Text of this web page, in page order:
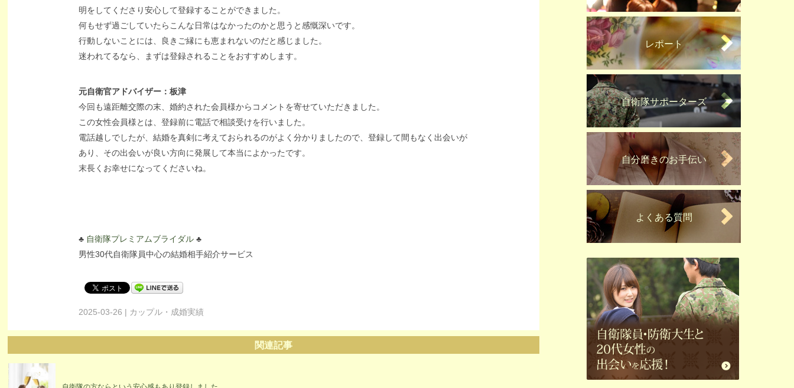
明をしてくださり安心して登録することができました。
何もせず過ごしていたらこんな日常はなかったのかと思うと感慨深いです。
行動しないことには、良きご縁にも恵まれないのだと感じました。
迷われてるなら、まずは登録されることをおすすめします。
元自衛官アドバイザー：板津
今回も遠距離交際の末、婚約された会員様からコメントを寄せていただきました。
この女性会員様とは、登録前に電話で相談受けを行いました。
電話越しでしたが、結婚を真剣に考えておられるのがよく分かりましたので、登録して間もなく出会いが
あり、その出会いが良い方向に発展して本当によかったです。
末長くお幸せになってくださいね。
♣︎ 自衛隊プレミアムブライダル ♣︎
男性30代自衛隊員中心の結婚相手紹介サービス
2025-03-26 | カップル・成婚実績
関連記事
レポート
自衛隊サポーターズ
自分磨きのお手伝い
よくある質問